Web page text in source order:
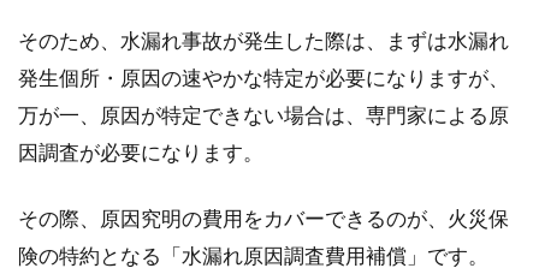
そのため、水漏れ事故が発生した際は、まずは水漏れ
発生個所・原因の速やかな特定が必要になりますが、
万が一、原因が特定できない場合は、専門家による原
因調査が必要になります。
その際、原因究明の費用をカバーできるのが、火災保
険の特約となる「水漏れ原因調査費用補償」です。